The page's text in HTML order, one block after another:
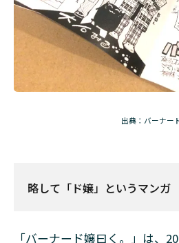
出典：バーナ
略して「ド嬢」というマンガ
「バーナード嬢曰く。」は、